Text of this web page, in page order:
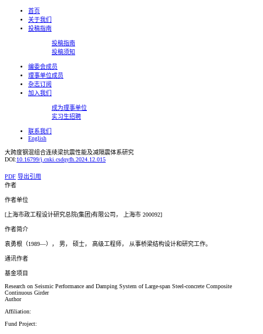
首页
关于我们
投稿指南
投稿指南
投稿须知
编委会成员
理事单位成员
杂志订阅
加入我们
成为理事单位
实习生招聘
联系我们
English
大跨度钢混组合连续梁抗震性能及减隔震体系研究
DOI:10.16799/j.cnki.csdqyfh.2024.12.015
PDF 导出引用
作者
作者单位
[上海市政工程设计研究总院(集团)有限公司， 上海市 200092]
作者简介
袁勇根（1989—）， 男， 硕士， 高级工程师， 从事桥梁结构设计和研究工作。
通讯作者
基金项目
Research on Seismic Performance and Damping System of Large-span Steel-concrete Composite
Continuous Girder
Author
Affiliation:
Fund Project: